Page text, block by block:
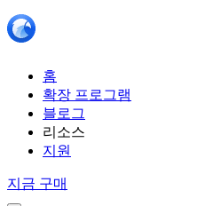
홈
확장 프로그램
블로그
리소스
지원
지금 구매